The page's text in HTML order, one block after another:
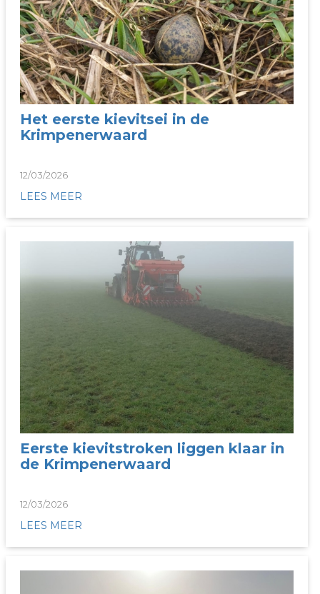
Het eerste kievitsei in de
Krimpenerwaard
12/03/2026
LEES MEER
Eerste kievitstroken liggen klaar in
de Krimpenerwaard
12/03/2026
LEES MEER